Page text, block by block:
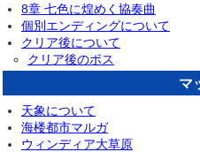
8章 七色に煌めく協奏曲
個別エンディングについて
クリア後について
クリア後のボス
マ
天象について
海楼都市マルガ
ウィンディア大草原